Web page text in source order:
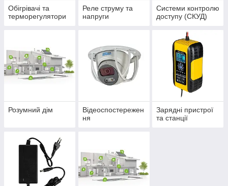
Обігрівачі та
терморегулятори
Реле струму та
напруги
Системи контролю
доступу (СКУД)
Розумний дім
Відеоспостережен
ня
Зарядні пристрої
та станції